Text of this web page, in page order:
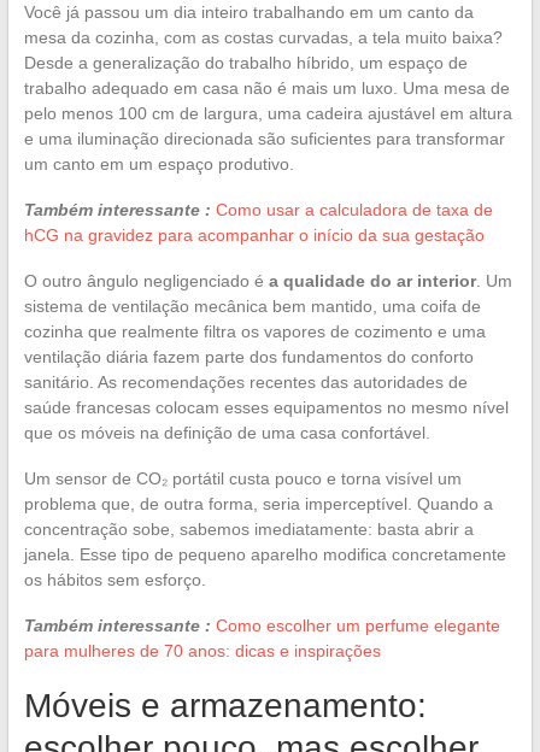
Você já passou um dia inteiro trabalhando em um canto da
mesa da cozinha, com as costas curvadas, a tela muito baixa?
Desde a generalização do trabalho híbrido, um espaço de
trabalho adequado em casa não é mais um luxo. Uma mesa de
pelo menos 100 cm de largura, uma cadeira ajustável em altura
e uma iluminação direcionada são suficientes para transformar
um canto em um espaço produtivo.
Também interessante : Como usar a calculadora de taxa de
hCG na gravidez para acompanhar o início da sua gestação
O outro ângulo negligenciado é a qualidade do ar interior. Um
sistema de ventilação mecânica bem mantido, uma coifa de
cozinha que realmente filtra os vapores de cozimento e uma
ventilação diária fazem parte dos fundamentos do conforto
sanitário. As recomendações recentes das autoridades de
saúde francesas colocam esses equipamentos no mesmo nível
que os móveis na definição de uma casa confortável.
Um sensor de CO₂ portátil custa pouco e torna visível um
problema que, de outra forma, seria imperceptível. Quando a
concentração sobe, sabemos imediatamente: basta abrir a
janela. Esse tipo de pequeno aparelho modifica concretamente
os hábitos sem esforço.
Também interessante : Como escolher um perfume elegante
para mulheres de 70 anos: dicas e inspirações
Móveis e armazenamento: